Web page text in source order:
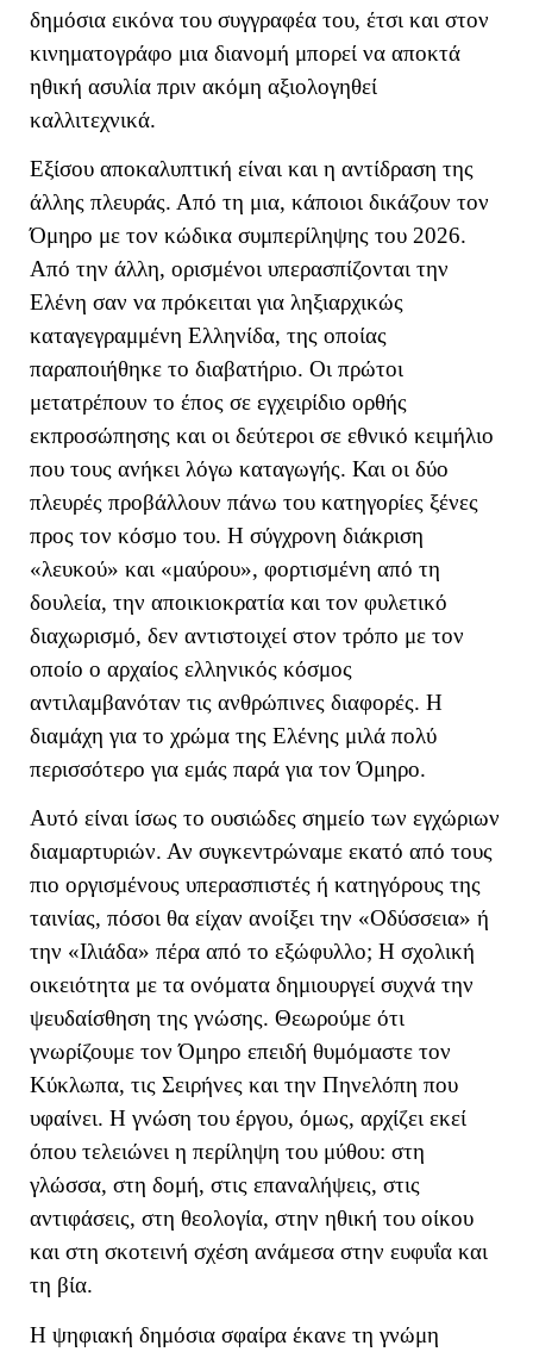
δημόσια εικόνα του συγγραφέα του, έτσι και στον
κινηματογράφο μια διανομή μπορεί να αποκτά
ηθική ασυλία πριν ακόμη αξιολογηθεί
καλλιτεχνικά.
Εξίσου αποκαλυπτική είναι και η αντίδραση της
άλλης πλευράς. Από τη μια, κάποιοι δικάζουν τον
Όμηρο με τον κώδικα συμπερίληψης του 2026.
Από την άλλη, ορισμένοι υπερασπίζονται την
Ελένη σαν να πρόκειται για ληξιαρχικώς
καταγεγραμμένη Ελληνίδα, της οποίας
παραποιήθηκε το διαβατήριο. Οι πρώτοι
μετατρέπουν το έπος σε εγχειρίδιο ορθής
εκπροσώπησης και οι δεύτεροι σε εθνικό κειμήλιο
που τους ανήκει λόγω καταγωγής. Και οι δύο
πλευρές προβάλλουν πάνω του κατηγορίες ξένες
προς τον κόσμο του. Η σύγχρονη διάκριση
«λευκού» και «μαύρου», φορτισμένη από τη
δουλεία, την αποικιοκρατία και τον φυλετικό
διαχωρισμό, δεν αντιστοιχεί στον τρόπο με τον
οποίο ο αρχαίος ελληνικός κόσμος
αντιλαμβανόταν τις ανθρώπινες διαφορές. Η
διαμάχη για το χρώμα της Ελένης μιλά πολύ
περισσότερο για εμάς παρά για τον Όμηρο.
Αυτό είναι ίσως το ουσιώδες σημείο των εγχώριων
διαμαρτυριών. Αν συγκεντρώναμε εκατό από τους
πιο οργισμένους υπερασπιστές ή κατηγόρους της
ταινίας, πόσοι θα είχαν ανοίξει την «Οδύσσεια» ή
την «Ιλιάδα» πέρα από το εξώφυλλο; Η σχολική
οικειότητα με τα ονόματα δημιουργεί συχνά την
ψευδαίσθηση της γνώσης. Θεωρούμε ότι
γνωρίζουμε τον Όμηρο επειδή θυμόμαστε τον
Κύκλωπα, τις Σειρήνες και την Πηνελόπη που
υφαίνει. Η γνώση του έργου, όμως, αρχίζει εκεί
όπου τελειώνει η περίληψη του μύθου: στη
γλώσσα, στη δομή, στις επαναλήψεις, στις
αντιφάσεις, στη θεολογία, στην ηθική του οίκου
και στη σκοτεινή σχέση ανάμεσα στην ευφυΐα και
τη βία.
Η ψηφιακή δημόσια σφαίρα έκανε τη γνώμη